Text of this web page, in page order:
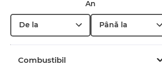
An
De la Până la
Combustibil